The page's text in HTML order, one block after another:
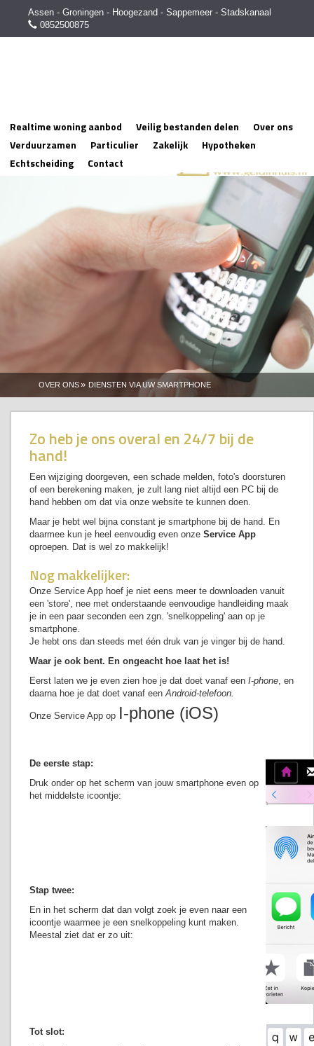
Assen - Groningen - Hoogezand - Sappemeer - Stadskanaal
0852500875
Realtime woning aanbod Veilig bestanden delen
Over ons
Verduurzamen
Particulier Zakelijk
Hypotheken
Echtscheiding
Contact
OVER ONS» DIENSTEN VIA UW SMARTPHONE
Zo heb je ons overal en 24/7 bij de
hand!
Een wijziging doorgeven, een schade melden, foto's doorsturen
of een berekening maken, je zult lang niet altijd een PC bij de
hand hebben om dat via onze website te kunnen doen.
Maar je hebt wel bijna constant je smartphone bij de hand. En
daarmee kun je heel eenvoudig even onze Service App
oproepen. Dat is wel zo makkelijk!
Nog makkelijker:
Onze Service App hoef je niet eens meer te downloaden vanuit
een 'store', nee met onderstaande eenvoudige handleiding maak
je in een paar seconden een zgn. 'snelkoppeling' aan op je
smartphone.
Je hebt ons dan steeds met één druk van je vinger bij de hand.
Waar je ook bent. En ongeacht hoe laat het is!
Eerst laten we je even zien hoe je dat doet vanaf een I-phone, en
daarna hoe je dat doet vanaf eenAndroid-telefoon.
Onze Service App op I-phone (iOS)
De eerste stap:
Druk onder op het scherm van jouw smartphone even op
het middelste icoontje:
Stap twee:
En in het scherm dat dan volgt zoek je even naar een
icoontje waarmee je een snelkoppeling kunt maken.
Meestal ziet dat er zo uit:
Tot slot: